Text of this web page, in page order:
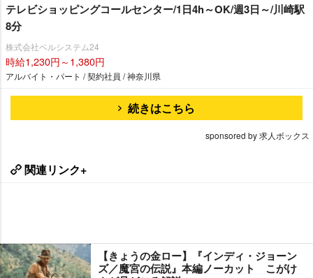
テレビショッピングコールセンター/1日4h～OK/週3日～/川崎駅
8分
株式会社ベルシステム24
時給1,230円～1,380円
アルバイト・パート / 契約社員 / 神奈川県
続きはこちら
sponsored by 求人ボックス
関連リンク+
【きょうの金ロー】『インディ・ジョーン
ズ／魔宮の伝説』本編ノーカット こがけ